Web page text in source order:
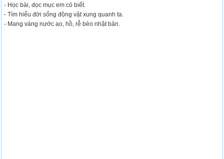
- Học bài, đọc mục em có biết.
- Tìm hiểu đời sống động vật xung quanh ta.
- Mang váng nước ao, hồ, rễ bèo nhật bản.